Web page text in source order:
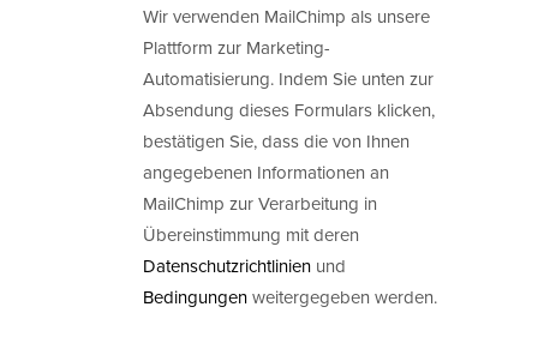
Wir verwenden MailChimp als unsere
Plattform zur Marketing-
Automatisierung. Indem Sie unten zur
Absendung dieses Formulars klicken,
bestätigen Sie, dass die von Ihnen
angegebenen Informationen an
MailChimp zur Verarbeitung in
Übereinstimmung mit deren
Datenschutzrichtlinien und
Bedingungenweitergegeben werden.